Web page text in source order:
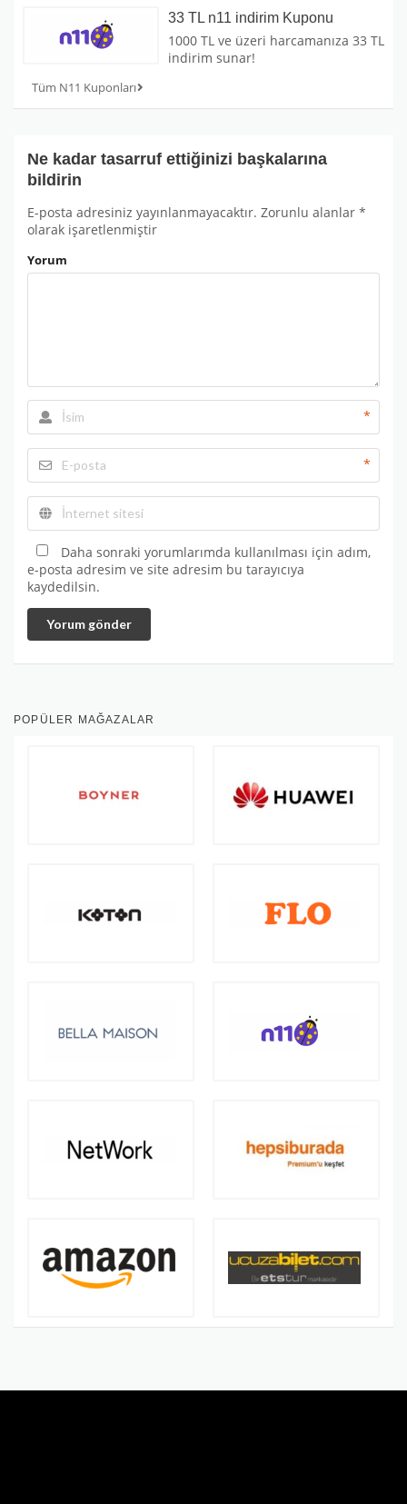
Tüm N11 Kuponları
33 TL n11 indirim Kuponu
1000 TL ve üzeri harcamanıza 33 TL
indirim sunar!
Ne kadar tasarruf ettiğinizi başkalarına
bildirin
E-posta adresiniz yayınlanmayacaktır. Zorunlu alanlar *
olarak işaretlenmiştir
Yorum
*
*
Daha sonraki yorumlarımda kullanılması için adım,
e-posta adresim ve site adresim bu tarayıcıya
kaydedilsin.
Yorum gönder
POPÜLER MAĞAZALAR